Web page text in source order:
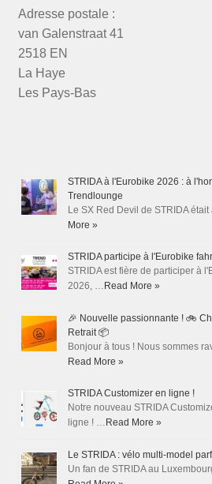
Adresse postale :
van Galenstraat 41
2518 EN
La Haye
Les Pays-Bas
STRIDA à l'Eurobike 2026 : à
Trendlounge
Le SX Red Devil de STRIDA
More »
STRIDA participe à l'Eurobike
STRIDA est fière de participer à
2026, … Read More »
🎉 Nouvelle passionnante ! 🚲
Retrait 📦
Bonjour à tous ! Nous sommes
Read More »
STRIDA Customizer en ligne !
Notre nouveau STRIDA
ligne ! … Read More »
Le STRIDA : vélo multi-model
Un fan de STRIDA au